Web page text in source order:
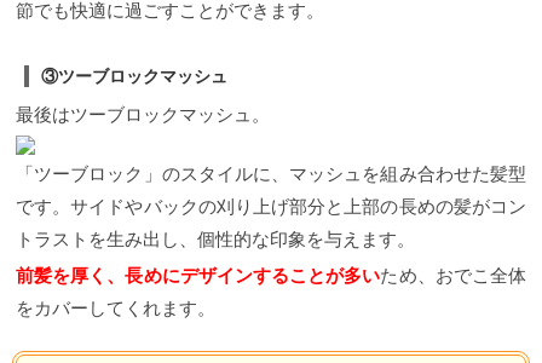
節でも快適に過ごすことができます。
③ツーブロックマッシュ
最後はツーブロックマッシュ。
「ツーブロック」のスタイルに、マッシュを組み合わせた髪型
です。サイドやバックの刈り上げ部分と上部の長めの髪がコン
トラストを生み出し、個性的な印象を与えます。
前髪を厚く、長めにデザインすることが多いため、おでこ全体
をカバーしてくれます。